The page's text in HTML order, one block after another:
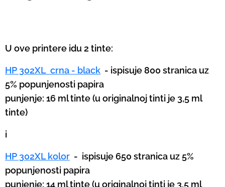
U ove printere idu 2 tinte:
HP 302XL crna - black - ispisuje 800 stranica uz
5% popunjenosti papira
punjenje: 16 ml tinte (u originalnoj tinti je 3,5 ml
tinte)
i
HP 302XL kolor - ispisuje 650 stranica uz 5%
popunjenosti papira
punjenje: 14 ml tinte (u originalnoj tinti je 3,5 ml